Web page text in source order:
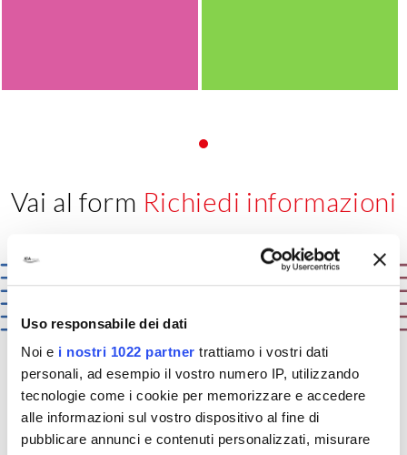
Uso responsabile dei dati
Noi e i nostri 1022 partner trattiamo i vostri dati
personali, ad esempio il vostro numero IP, utilizzando
tecnologie come i cookie per memorizzare e accedere
alle informazioni sul vostro dispositivo al fine di
pubblicare annunci e contenuti personalizzati, misurare
Vai al form Richiedi informazioni
ICA:solutions that matter